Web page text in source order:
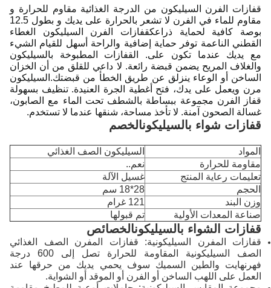
قفازات الفرن السيليكون من الدرجة الغذائية مقاوم للحرارة و
مقاوم للماء في الفرن لا تشعر بالحرارة على يديك و بطول 12.5
بوصة كافية لحماية ذراعكقفازات الفرن السيليكون الغطاء
القطني الناعمة توفر حماية إضافية والراحة أسهل للقيام الشيء
مع يديك عندما تكون على. القفازات المطبوخة بالسيليكون
والغلاف المريح يضمن قبضة رائعة. لا داعي للقلق من أن الخزان
الساخن أو الوعاء ينزلق عن طريق الخطأ من قبضتك.السيليكون
مرن ويعمل على يدك، فتح أغطية الجرة العنيدة. تنظيف بسهولة
قفاز الفرن مجموعة ببساطة بالشطف تحت الماء مع الصابون،
غسالة الصحون آمنة. لا تأخذ مساحة، شنقها عندما لا تستخدم.
قفازات شواء بالسيليكونالخصم
المواد
السيليكون الصف الغذائي
مقاومة للحرارة
نعم..
تعليمات رعاية المنتج
غسيل الآلة
الحجم
28*18 سم
وزن البند
121 غرام
صناعة المعدات الأولية
تم قبولها
قفازات الشواء بالسيليكونالخصائص
قفازات المفرن السيليكونية: قفازات المفرن الصف الغذائي
الصف السيليكونية المقاومة للحرارة تصل إلى 600 درجة
فهرنهايت والطين السميك سوف يحمي يديك من حرقها عند
العمل على اللهب الساخن أو الفرن أو الموقد أو الشواية.